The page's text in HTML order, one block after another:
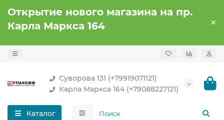
Открытие нового магазина на пр.
Карла Маркса 164
Суворова 131 (+79919071121)
Карла Маркса 164 (+79088227121)
Каталог